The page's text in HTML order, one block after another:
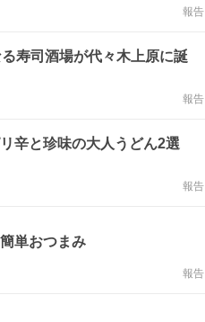
報告
寿司酒場が代々木上原に誕
報告
辛と珍味の大人うどん2選
報告
単おつまみ
報告